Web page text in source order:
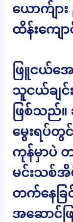
ယောက်ျာ
ထိန်းကျေ
ဖြူငယ်အေ
သူငယ်ချင်
ဖြစ်သည်
မွေးရပ်တွ
ကုန်မှာပဲ
မင်းသစ်အိ
တက်နေခြ
အဆောင်ဖ